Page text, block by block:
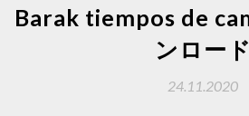
Barak tiempos de
ンロード
24.11.2020